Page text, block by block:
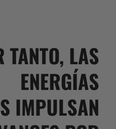
TANTO, LAS
ENERGÍAS
IMPULSAN